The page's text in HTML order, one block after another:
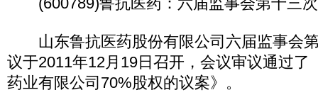
山东鲁抗医药股份有限公司六届监事会
议于2011年12月19日召开，会议审议通过了
药业有限公司70%股权的议案》。